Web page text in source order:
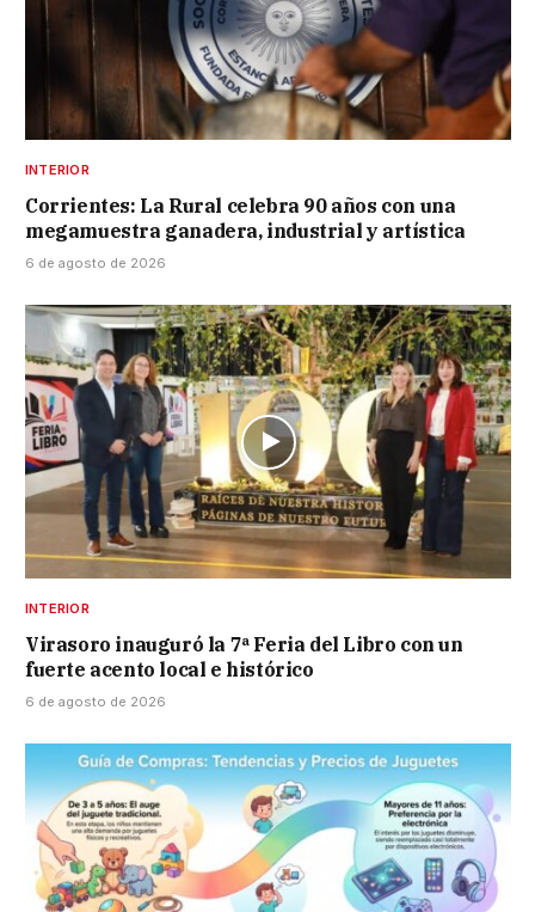
INTERIOR
Corrientes: La Rural celebra 90 años con una
megamuestra ganadera, industrial y artística
6 de agosto de 2026
INTERIOR
Virasoro inauguró la 7ª Feria del Libro con un
fuerte acento local e histórico
6 de agosto de 2026